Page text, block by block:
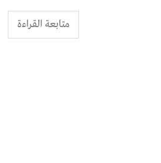
متابعة القراءة